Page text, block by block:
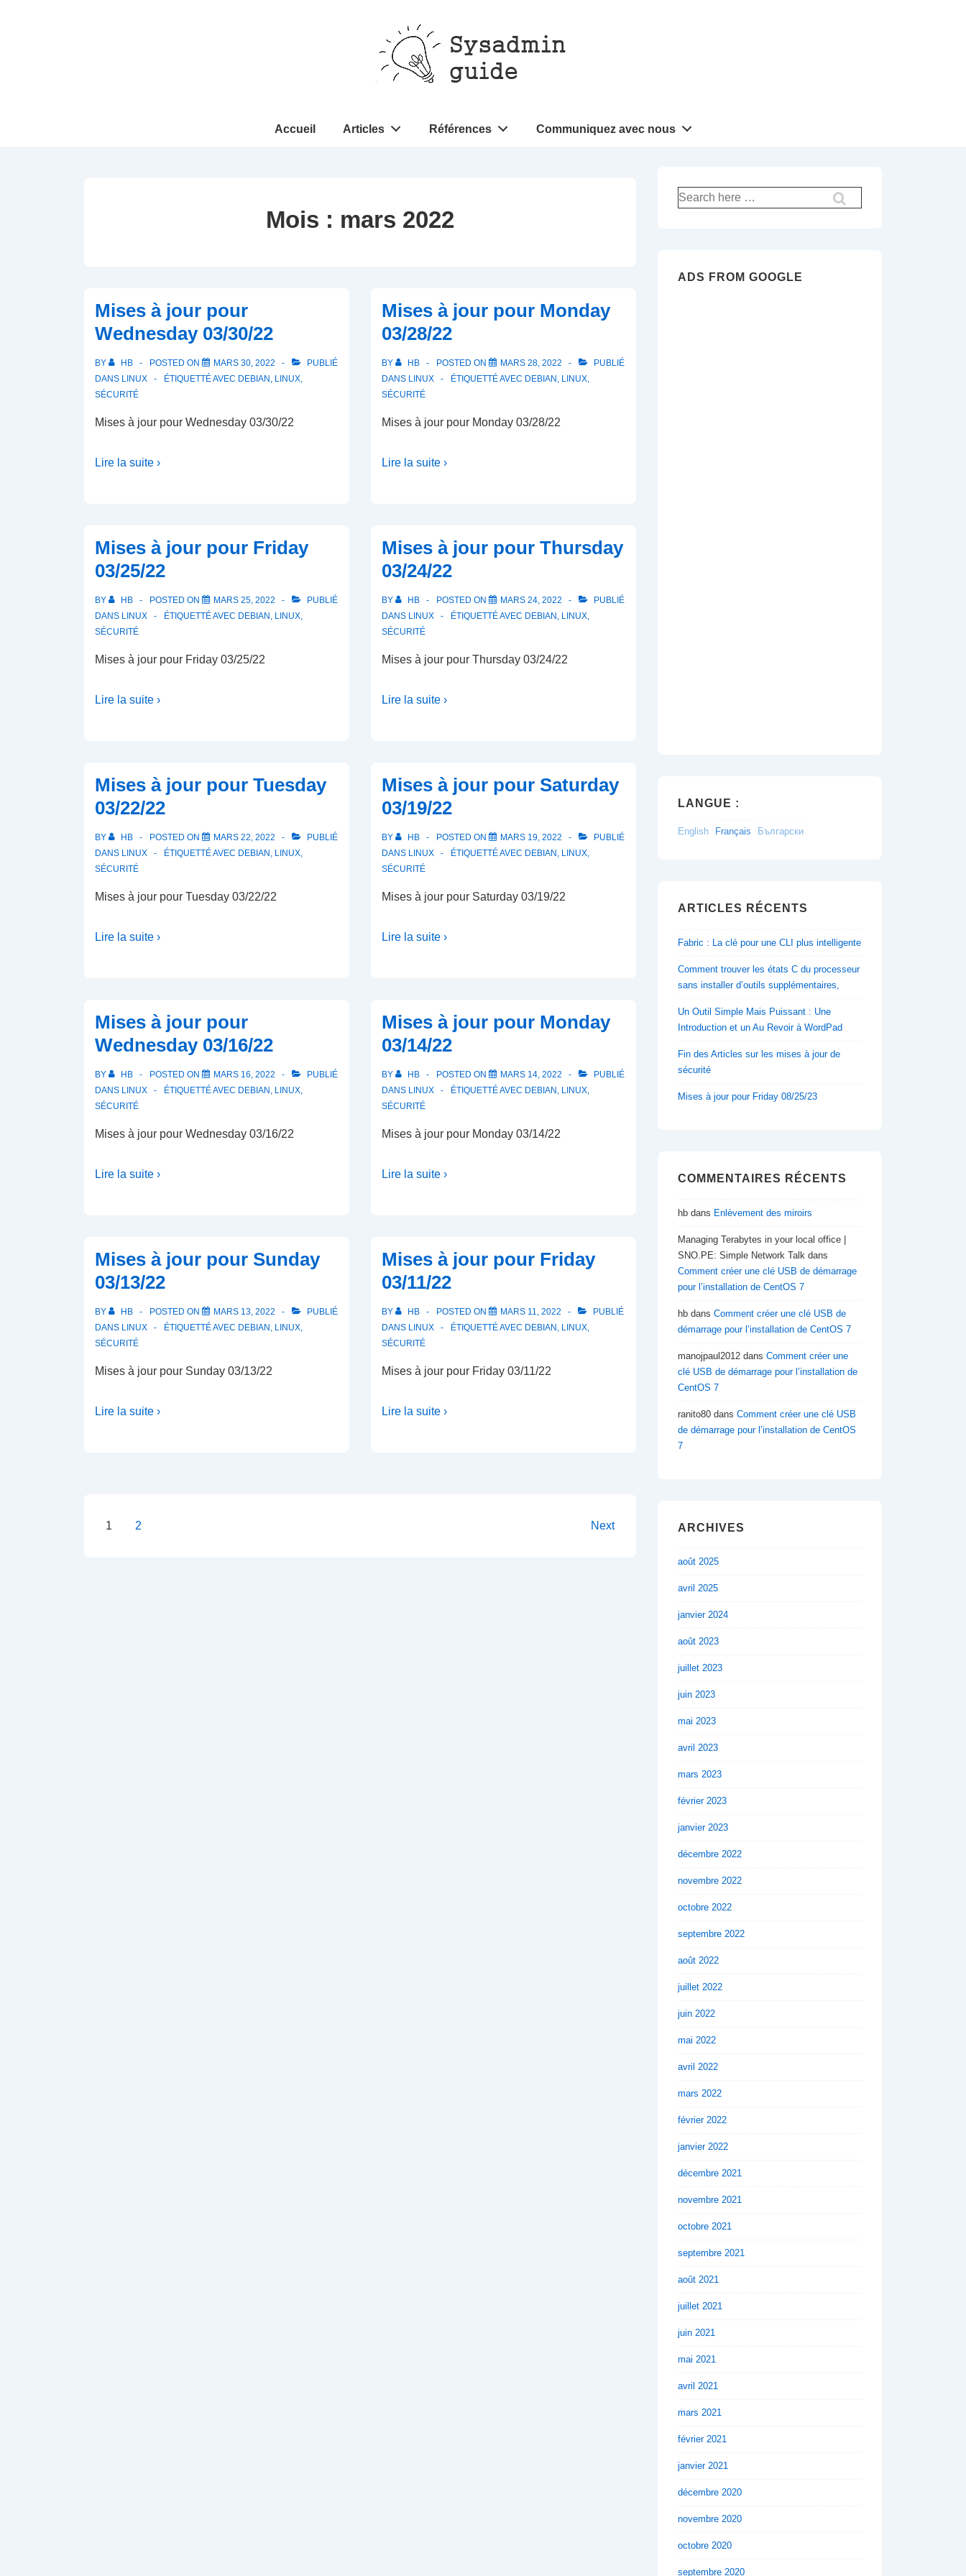
Main
Accueil Articles Références Communiquez avec nous
Mois : mars 2022
Mises à jour pour
Wednesday 03/30/22
BY HB POSTED ON MARS 30, 2022
PUBLIÉ
DANS LINUX ÉTIQUETTÉ AVEC DEBIAN , LINUX,
SÉCURITÉ
Mises à jour pour Wednesday 03/30/22
Lire la suite ›
Mises à jour pour Monday
03/28/22
BY HB POSTED ON MARS 28, 2022
PUBLIÉ
DANS LINUX ÉTIQUETTÉ AVEC DEBIAN , LINUX,
SÉCURITÉ
Mises à jour pour Monday 03/28/22
Lire la suite ›
Mises à jour pour Friday
03/25/22
BY HB POSTED ON MARS 25, 2022
PUBLIÉ
DANS LINUX ÉTIQUETTÉ AVEC DEBIAN , LINUX,
SÉCURITÉ
Mises à jour pour Friday 03/25/22
Lire la suite ›
Mises à jour pour Thursday
03/24/22
BY HB POSTED ON MARS 24, 2022
PUBLIÉ
DANS LINUX ÉTIQUETTÉ AVEC DEBIAN , LINUX,
SÉCURITÉ
Mises à jour pour Thursday 03/24/22
Lire la suite ›
Mises à jour pour Tuesday
03/22/22
BY HB POSTED ON MARS 22, 2022
PUBLIÉ
DANS LINUX ÉTIQUETTÉ AVEC DEBIAN , LINUX,
SÉCURITÉ
Mises à jour pour Tuesday 03/22/22
Lire la suite ›
Mises à jour pour Saturday
03/19/22
BY HB POSTED ON MARS 19, 2022
PUBLIÉ
DANS LINUX ÉTIQUETTÉ AVEC DEBIAN , LINUX,
SÉCURITÉ
Mises à jour pour Saturday 03/19/22
Lire la suite ›
Mises à jour pour
Wednesday 03/16/22
BY HB POSTED ON MARS 16, 2022
PUBLIÉ
DANS LINUX ÉTIQUETTÉ AVEC DEBIAN , LINUX,
SÉCURITÉ
Mises à jour pour Wednesday 03/16/22
Lire la suite ›
Mises à jour pour Monday
03/14/22
BY HB POSTED ON MARS 14, 2022
PUBLIÉ
DANS LINUX ÉTIQUETTÉ AVEC DEBIAN , LINUX,
SÉCURITÉ
Mises à jour pour Monday 03/14/22
Lire la suite ›
Mises à jour pour Sunday
03/13/22
BY HB POSTED ON MARS 13, 2022
PUBLIÉ
DANS LINUX ÉTIQUETTÉ AVEC DEBIAN , LINUX,
SÉCURITÉ
Mises à jour pour Sunday 03/13/22
Lire la suite ›
Mises à jour pour Friday
03/11/22
BY HB POSTED ON MARS 11, 2022
PUBLIÉ
DANS LINUX ÉTIQUETTÉ AVEC DEBIAN , LINUX,
SÉCURITÉ
Mises à jour pour Friday 03/11/22
Lire la suite ›
Pagination
1 2 Next
Recherche
pour:
ADS FROM GOOGLE
LANGUE :
English Français Български
ARTICLES RÉCENTS
Fabric : La clé pour une CLI plus intelligente
Comment trouver les états C du processeur
sans installer d’outils supplémentaires,
Un Outil Simple Mais Puissant : Une
Introduction et un Au Revoir à WordPad
Fin des Articles sur les mises à jour de
sécurité
Mises à jour pour Friday 08/25/23
COMMENTAIRES RÉCENTS
hb dans Enlèvement des miroirs
Managing Terabytes in your local office |
SNO.PE: Simple Network Talk dans
Comment créer une clé USB de démarrage
pour l’installation de CentOS 7
hb dans Comment créer une clé USB de
démarrage pour l’installation de CentOS 7
manojpaul2012 dans Comment créer une
clé USB de démarrage pour l’installation de
CentOS 7
ranito80 dans Comment créer une clé USB
de démarrage pour l’installation de CentOS
7
ARCHIVES
août 2025
avril 2025
janvier 2024
août 2023
juillet 2023
juin 2023
mai 2023
avril 2023
mars 2023
février 2023
janvier 2023
décembre 2022
novembre 2022
octobre 2022
septembre 2022
août 2022
juillet 2022
juin 2022
mai 2022
avril 2022
mars 2022
février 2022
janvier 2022
décembre 2021
novembre 2021
octobre 2021
septembre 2021
août 2021
juillet 2021
juin 2021
mai 2021
avril 2021
mars 2021
février 2021
janvier 2021
décembre 2020
novembre 2020
octobre 2020
septembre 2020